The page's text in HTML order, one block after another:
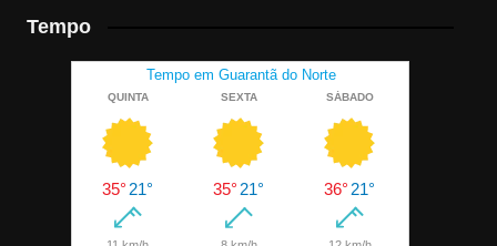
Tempo